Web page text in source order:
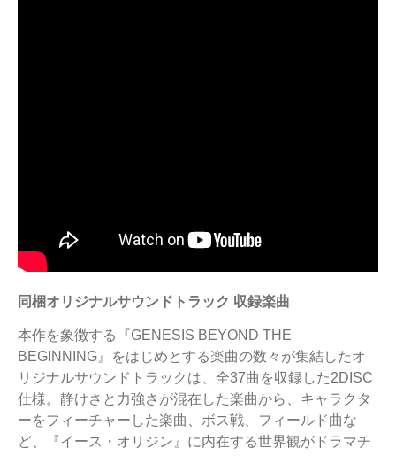
同梱オリジナルサウンドトラック 収録楽曲
本作を象徴する『GENESIS BEYOND THE
BEGINNING』をはじめとする楽曲の数々が集結したオ
リジナルサウンドトラックは、全37曲を収録した2DISC
仕様。静けさと力強さが混在した楽曲から、キャラクタ
ーをフィーチャーした楽曲、ボス戦、フィールド曲な
ど、『イース・オリジン』に内在する世界観がドラマチ